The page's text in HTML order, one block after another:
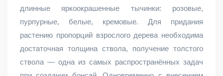
длинные яркоокрашенные тычинки: розовые,
пурпурные, белые, кремовые. Для придания
растению пропорций взрослого дерева необходима
достаточная толщина ствола, получение толстого
ствола — одна из самых распространённых задач